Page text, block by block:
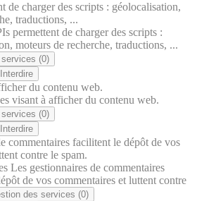
de charger des scripts : géolocalisation,
traductions, ...
permettent de charger des scripts :
moteurs de recherche, traductions, ...
(0)
Interdire
du contenu web.
visant à afficher du contenu web.
(0)
Interdire
commentaires facilitent le dépôt de vos
contre le spam.
Les gestionnaires de commentaires
de vos commentaires et luttent contre
des services (0)